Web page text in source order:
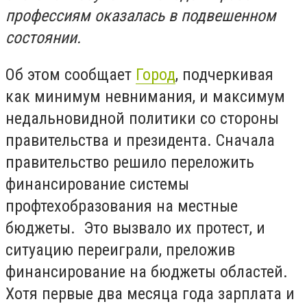
профессиям оказалась в подвешенном
состоянии.
Об этом сообщает Город, подчеркивая
как минимум невнимания, и максимум
недальновидной политики со стороны
правительства и президента. Сначала
правительство решило переложить
финансирование системы
профтехобразования на местные
бюджеты. Это вызвало их протест, и
ситуацию переиграли, преложив
финансирование на бюджеты областей.
Хотя первые два месяца года зарплата и